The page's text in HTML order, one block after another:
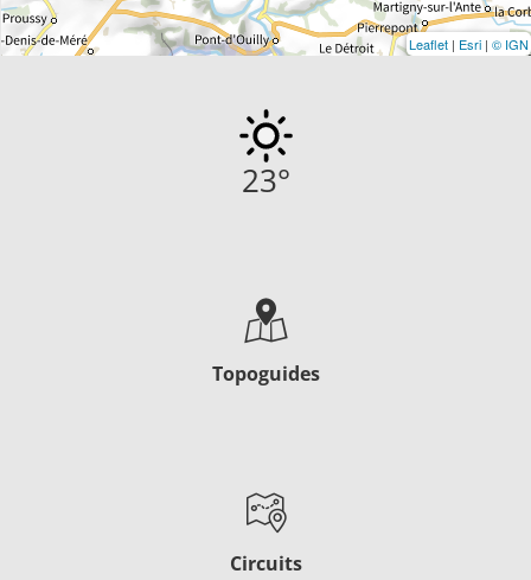
Leaflet | Esri | © IGN
23°
Topoguides
Circuits